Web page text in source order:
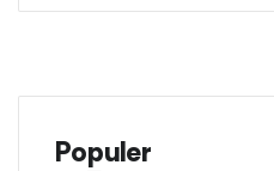
Populer